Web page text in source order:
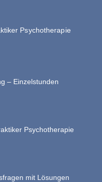
Psychotherapie
– Einzelstunden
Psychotherapie
mit Lösungen